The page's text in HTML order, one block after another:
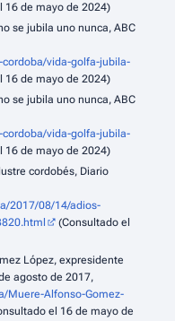
de mayo de 2024)
se jubila uno nunca, ABC
vida-golfa-jubila-
de mayo de 2024)
se jubila uno nunca, ABC
vida-golfa-jubila-
de mayo de 2024)
cordobés, Diario
2017/08/14/adios-
(Consultado el
López, expresidente
agosto de 2017,
Muere-Alfonso-Gomez-
el 16 de mayo de